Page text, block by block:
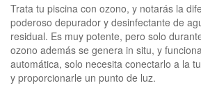
Trata tu piscina con ozono, y notarás la
poderoso depurador y desinfectante de
residual. Es muy potente, pero solo
ozono además se genera in situ, y
automática, solo necesita conectarlo a la
y proporcionarle un punto de luz.